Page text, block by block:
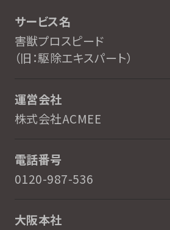
サービス名
害獣プロスピード
（旧：駆除エキスパート）
運営会社
株式会社ACMEE
電話番号
0120-987-536
大阪本社